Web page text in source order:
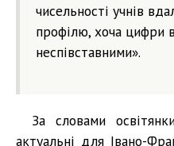
чисельності учнів
профілю, хоча цифри
неспівставними».
За словами
актуальні для Івано-